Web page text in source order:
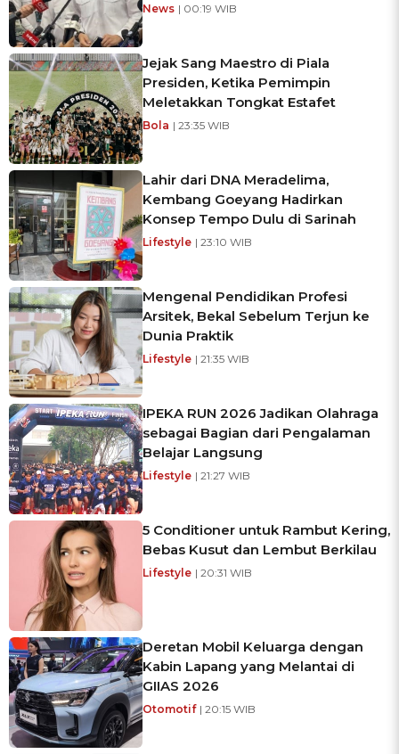
News | 00:19 WIB
Jejak Sang Maestro di Piala
Presiden, Ketika Pemimpin
Meletakkan Tongkat Estafet
Bola | 23:35 WIB
Lahir dari DNA Meradelima,
Kembang Goeyang Hadirkan
Konsep Tempo Dulu di Sarinah
Lifestyle | 23:10 WIB
Mengenal Pendidikan Profesi
Arsitek, Bekal Sebelum Terjun ke
Dunia Praktik
Lifestyle | 21:35 WIB
IPEKA RUN 2026 Jadikan Olahraga
sebagai Bagian dari Pengalaman
Belajar Langsung
Lifestyle | 21:27 WIB
5 Conditioner untuk Rambut Kering,
Bebas Kusut dan Lembut Berkilau
Lifestyle | 20:31 WIB
Deretan Mobil Keluarga dengan
Kabin Lapang yang Melantai di
GIIAS 2026
Otomotif | 20:15 WIB